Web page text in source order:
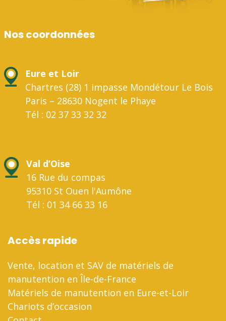
Nos coordonnées
Eure et Loir
Chartres (28) 1 impasse Mondétour Le Bois
Paris – 28630 Nogent le Phaye
Tél : 02 37 33 32 32
Val d’Oise
16 Rue du compas
95310 St Ouen l'Aumône
Tél : 01 34 66 33 16
Accès rapide
Vente, location et SAV de matériels de
manutention en Île-de-France
Matériels de manutention en Eure-et-Loir
Chariots d’occasion